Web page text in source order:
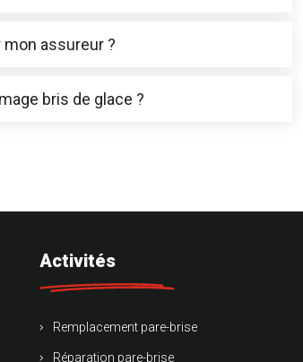
mon assureur ?
bris de glace ?
Activités
Remplacement pare-brise
Réparation pare-brise